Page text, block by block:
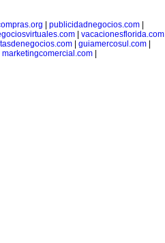
publicidadnegocios.com
vacacionesflorida.com
guiamercosul.com
marketingcomercial.com